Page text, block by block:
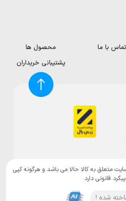
تماس با ما
محصول ها
پشتیبانی خریداران
متعلق به کالا حالا می باشد و هرگونه کپی
قانونی دارد.
شده !